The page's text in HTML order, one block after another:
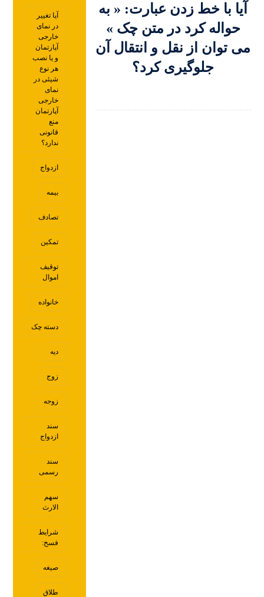
آیا با خط زدن عبارت: « به
حواله کرد در متن چک »
می توان از نقل و انتقال آن
جلوگیری کرد؟
آیا تغییر
در نمای
خارجی
آپارتمان
و یا نصب
هر نوع
شیئی در
نمای
خارجی
آپارتمان
منع
قانونی
ندارد؟
ازدواج
بیمه
تصادف
تمکین
توقیف
اموال
خانواده
دسته چک
دیه
زوج
زوجه
سند
ازدواج
سند
رسمی
سهم
الارث
شرایط
فسخ:
صیغه
طلاق